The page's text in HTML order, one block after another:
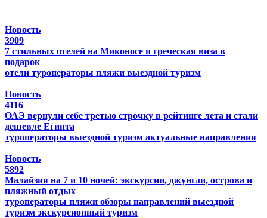
Новость
3909
7 стильных отелей на Миконосе и греческая виза в
подарок
отели туроператоры пляжи выездной туризм
Новость
4116
ОАЭ вернули себе третью строчку в рейтинге лета и стали
дешевле Египта
туроператоры выездной туризм актуальные направления
Новость
5892
Малайзия на 7 и 10 ночей: экскурсии, джунгли, острова и
пляжный отдых
туроператоры пляжи обзоры направлений выездной
туризм экскурсионный туризм